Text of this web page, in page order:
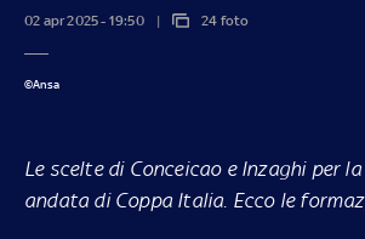
02 apr 2025 - 19:50 24 foto
©Ansa
Le scelte di Conceicao e Inzaghi per
andata di Coppa Italia. Ecco le